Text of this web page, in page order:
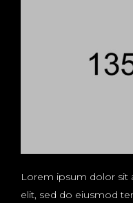
Lorem ipsum dolor sit
elit, sed do eiusmod